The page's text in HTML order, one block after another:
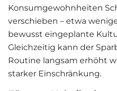
Konsumgewohnheiten
verschieben – etwa
bewusst eingeplante
Gleichzeitig kann der
Routine langsam erhöht
starker Einschränkung.